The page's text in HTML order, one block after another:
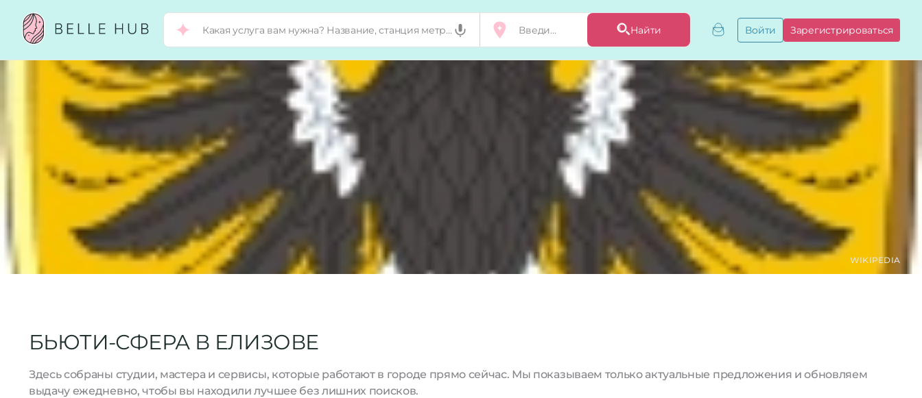
Найти
Добавить, привязать бизнес
Мой бизнес
Запросы на привязку
Сертификаты
Войти Зарегистрироваться
WIKIPEDIA
БЬЮТИ-СФЕРА В ЕЛИЗОВЕ
Здесь собраны студии, мастера и сервисы, которые работают в городе прямо сейчас. Мы показываем только актуальные предложения и обновляем
выдачу ежедневно, чтобы вы находили лучшее без лишних поисков.